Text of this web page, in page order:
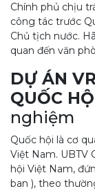
Chính phủ chịu
công tác trước
Chủ tịch nước.
quan đến văn
DỰ ÁN
QUỐC
nghiệm
Quốc hội là cơ
Việt Nam. UBTV
hội Việt Nam,
ban ), theo